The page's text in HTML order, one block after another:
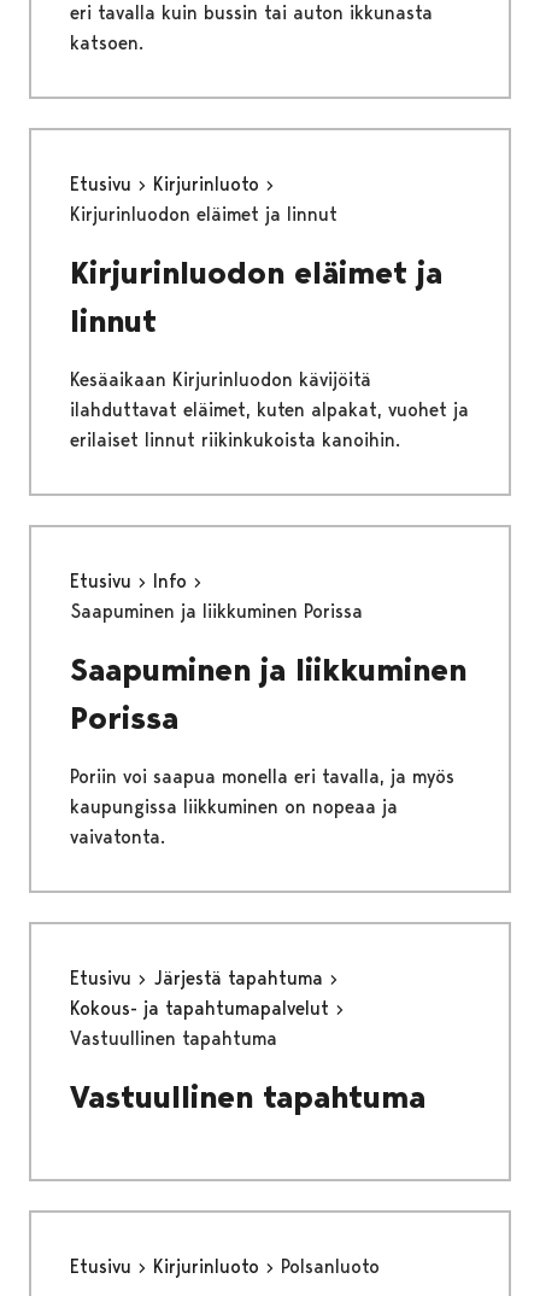
eri tavalla kuin bussin tai auton ikkunasta
katsoen.
Etusivu
Kirjurinluoto
Kirjurinluodon eläimet ja linnut
Kirjurinluodon eläimet ja
linnut
Kesäaikaan Kirjurinluodon kävijöitä
ilahduttavat eläimet, kuten alpakat, vuohet ja
erilaiset linnut riikinkukoista kanoihin.
Etusivu
Info
Saapuminen ja liikkuminen Porissa
Saapuminen ja liikkuminen
Porissa
Poriin voi saapua monella eri tavalla, ja myös
kaupungissa liikkuminen on nopeaa ja
vaivatonta.
Etusivu
Järjestä tapahtuma
Kokous- ja tapahtumapalvelut
Vastuullinen tapahtuma
Vastuullinen tapahtuma
Etusivu Kirjurinluoto Polsanluoto